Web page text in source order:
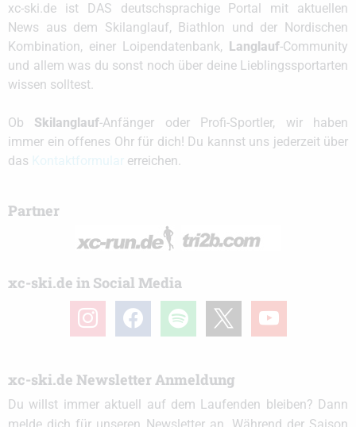
xc-ski.de ist DAS deutschsprachige Portal mit aktuellen
News aus dem Skilanglauf, Biathlon und der Nordischen
Kombination, einer Loipendatenbank,
Langlauf-Community
und allem was du sonst noch über deine Lieblingssportarten
wissen solltest.
Ob Skilanglauf-Anfänger oder Profi-Sportler, wir haben
immer ein offenes Ohr für dich! Du kannst uns jederzeit über
das
erreichen.
Partner
xc-ski.de in Social Media
instagramfacebook spotify youtube
xc-ski.de Newsletter Anmeldung
Du willst immer aktuell auf dem Laufenden bleiben? Dann